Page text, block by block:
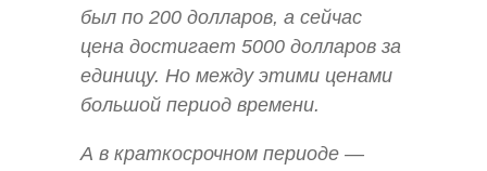
был по 200 долларов, а сейчас
цена достигает 5000 долларов за
единицу. Но между этими ценами
большой период времени.
А в краткосрочном периоде —